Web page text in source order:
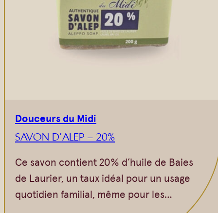
Douceurs du Midi
SAVON D’ALEP – 20%
Ce savon contient 20% d’huile de Baies
de Laurier, un taux idéal pour un usage
quotidien familial, même pour les…